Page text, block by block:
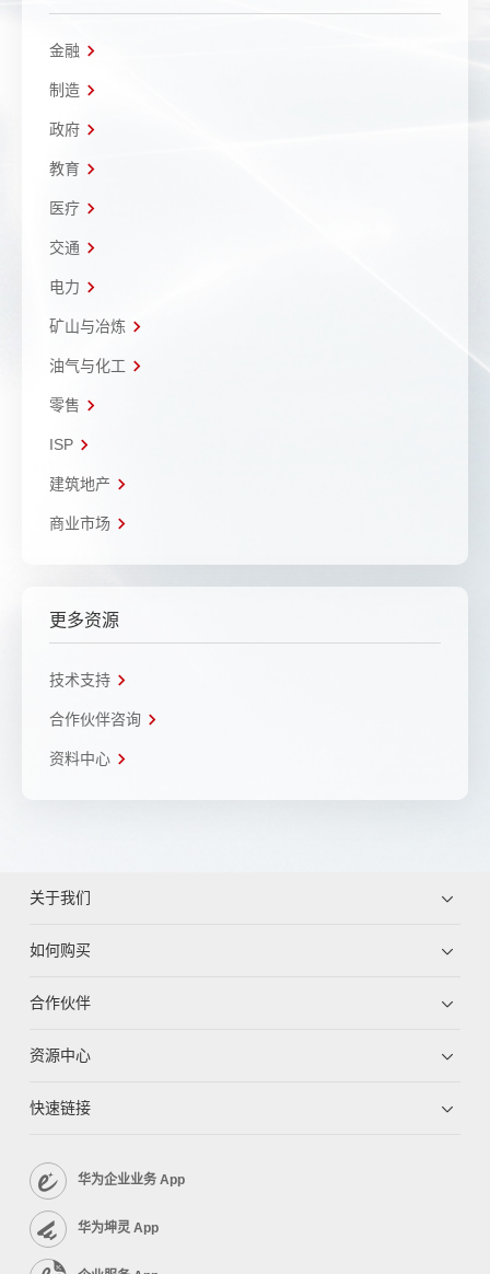
金融
制造
政府
教育
医疗
交通
电力
矿山与冶炼
油气与化工
零售
ISP
建筑地产
商业市场
更多资源
技术支持
合作伙伴咨询
资料中心
关于我们
如何购买
合作伙伴
资源中心
快速链接
华为企业业务 App
华为坤灵 App